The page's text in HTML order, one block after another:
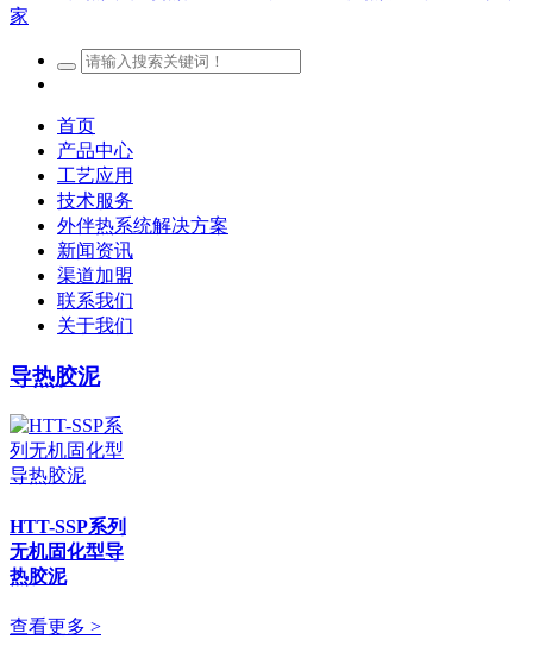
首页
产品中心
工艺应用
技术服务
外伴热系统解决方案
新闻资讯
渠道加盟
联系我们
关于我们
导热胶泥
HTT-SSP系列
无机固化型导
热胶泥
查看更多 >